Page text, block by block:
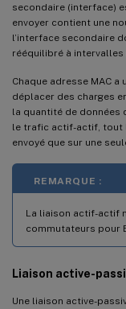
secondaire (interface)
envoyer contient une
l’interface secondaire
rééquilibré à intervalles
Chaque adresse MAC
déplacer des charges
la quantité de données
le trafic actif-actif, tout
envoyé que sur une
REMARQUE :
La liaison actif-actif
commutateurs pour
Liaison active-
Une liaison active-